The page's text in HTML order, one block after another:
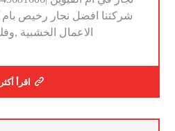
شركتنا افضل نجار رخيص
الاعمال الخشبية
اقرأ أكثر